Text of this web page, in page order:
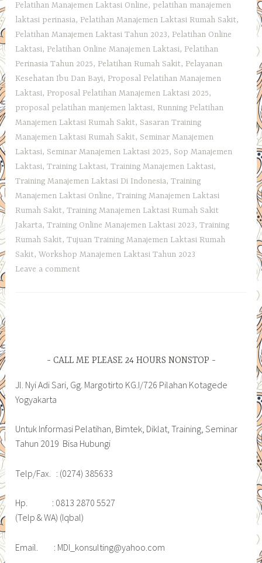
Pelatihan Manajemen Laktasi Online, pelatihan manajemen
laktasi perinasia, Pelatihan Manajemen Laktasi Rumah Sakit,
Pelatihan Manajemen Laktasi Tahun 2023, Pelatihan Online
Laktasi, Pelatihan Online Manajemen Laktasi, Pelatihan
Perinasia Tahun 2025, Pelatihan Rumah Sakit, Pelayanan
Kesehatan Ibu Dan Bayi, Proposal Pelatihan Manajemen
Laktasi, Proposal Pelatihan Manajemen Laktasi 2025,
proposal pelatihan manjemen laktasi, Running Pelatihan
Manajemen Laktasi Rumah Sakit, Sasaran Training
Manajemen Laktasi Rumah Sakit, Seminar Manajemen
Laktasi, Seminar Manajemen Laktasi 2025, Sop Manajemen
Laktasi,Training Laktasi,Training Manajemen Laktasi,
Training Manajemen Laktasi Di Indonesia,Training
Manajemen Laktasi Online,Training Manajemen Laktasi
Rumah Sakit,Training Manajemen Laktasi Rumah Sakit
Jakarta,Training Online Manajemen Laktasi 2023,Training
Rumah Sakit,Tujuan Training Manajemen Laktasi Rumah
Sakit,Workshop Manajemen Laktasi Tahun 2023
Leave a comment
CALL ME PLEASE 24 HOURS NONSTOP
Jl. Nyi Adi Sari, Gg. Margotirto KG.I/726 Pilahan Kotagede
Yogyakarta
Untuk Informasi Pelatihan, Bimtek, Diklat, Training, Seminar
Tahun 2019 Bisa Hubungi
Telp/Fax. : (0274) 385633
Hp. : 0813 2870 5527
(Telp & WA) (Iqbal)
Email. : MDI_konsulting@yahoo.com